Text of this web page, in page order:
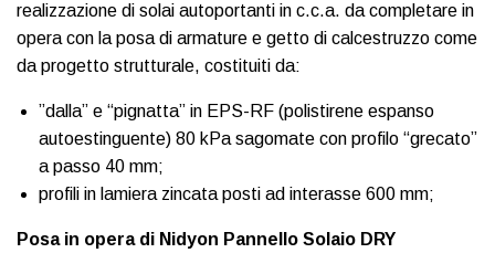
realizzazione di solai autoportanti in c.c.a. da completare in
opera con la posa di armature e getto di calcestruzzo come
da progetto strutturale, costituiti da:
”dalla” e “pignatta” in EPS-RF (polistirene espanso
autoestinguente) 80 kPa sagomate con profilo “grecato”
a passo 40 mm;
profili in lamiera zincata posti ad interasse 600 mm;
Posa in opera di Nidyon Pannello Solaio DRY